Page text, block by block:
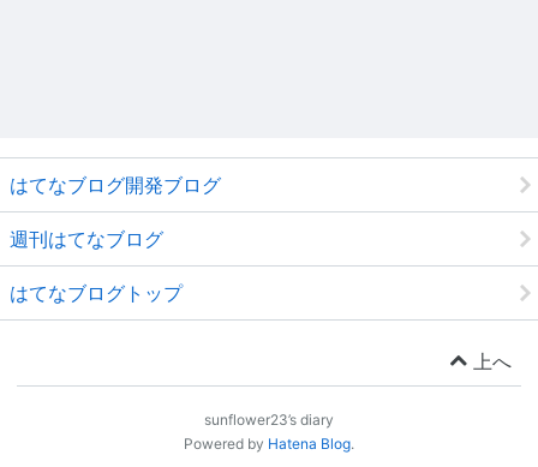
はてなブログ開発ブログ
週刊はてなブログ
はてなブログトップ
上へ
sunflower23’s diary
Powered by Hatena Blog.